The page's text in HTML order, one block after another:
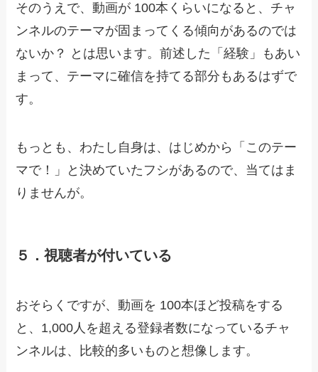
そのうえで、動画が 100本くらいになると、チャ
ンネルのテーマが固まってくる傾向があるのでは
ないか？ とは思います。前述した「経験」もあい
まって、テーマに確信を持てる部分もあるはずで
す。
もっとも、わたし自身は、はじめから「このテー
マで！」と決めていたフシがあるので、当てはま
りませんが。
５．視聴者が付いている
おそらくですが、動画を 100本ほど投稿をする
と、1,000人を超える登録者数になっているチャ
ンネルは、比較的多いものと想像します。